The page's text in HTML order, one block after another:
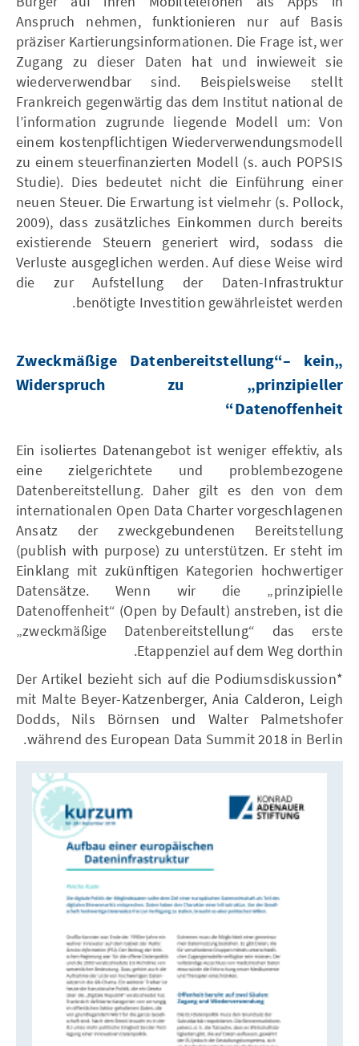
Anspruch nehmen, funktionieren nur auf Basis
präziser Kartierungsinformationen. Die Frage ist, wer
Zugang zu dieser Daten hat und inwieweit sie
wiederverwendbar sind. Beispielsweise stellt
Frankreich gegenwärtig das dem Institut national de
l’information zugrunde liegende Modell um: Von
einem kostenpflichtigen Wiederverwendungsmodell
zu einem steuerfinanzierten Modell (s. auch POPSIS
Studie). Dies bedeutet nicht die Einführung einer
neuen Steuer. Die Erwartung ist vielmehr (s. Pollock,
2009), dass zusätzliches Einkommen durch bereits
existierende Steuern generiert wird, sodass die
Verluste ausgeglichen werden. Auf diese Weise wird
die zur Aufstellung der Daten-Infrastruktur
benötigte Investition gewährleistet werden.
„Zweckmäßige Datenbereitstellung“– kein
Widerspruch zu „prinzipieller
Datenoffenheit“
Ein isoliertes Datenangebot ist weniger effektiv, als
eine zielgerichtete und problembezogene
Datenbereitstellung. Daher gilt es den von dem
internationalen Open Data Charter vorgeschlagenen
Ansatz der zweckgebundenen Bereitstellung
(publish with purpose) zu unterstützen. Er steht im
Einklang mit zukünftigen Kategorien hochwertiger
Datensätze. Wenn wir die „prinzipielle
Datenoffenheit“ (Open by Default) anstreben, ist die
„zweckmäßige Datenbereitstellung“ das erste
Etappenziel auf dem Weg dorthin.
*Der Artikel bezieht sich auf die Podiumsdiskussion
mit Malte Beyer-Katzenberger, Ania Calderon, Leigh
Dodds, Nils Börnsen und Walter Palmetshofer
während des European Data Summit 2018 in Berlin.